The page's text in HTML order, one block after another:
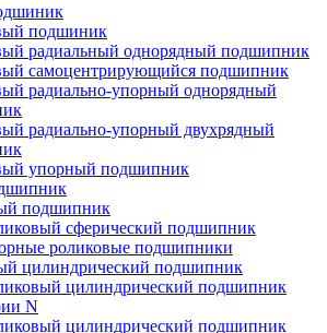
подшиник
радиальный однорядный подшипник
самоцентрирующийся подшипник
радиально-упорный однорядный
радиально-упорный двухрядный
упорный подшипник
подшипник
сферический подшипник
роликовые подшипники
цилиндрический подшипник
цилиндрический подшипник
N
цилиндрический подшипник